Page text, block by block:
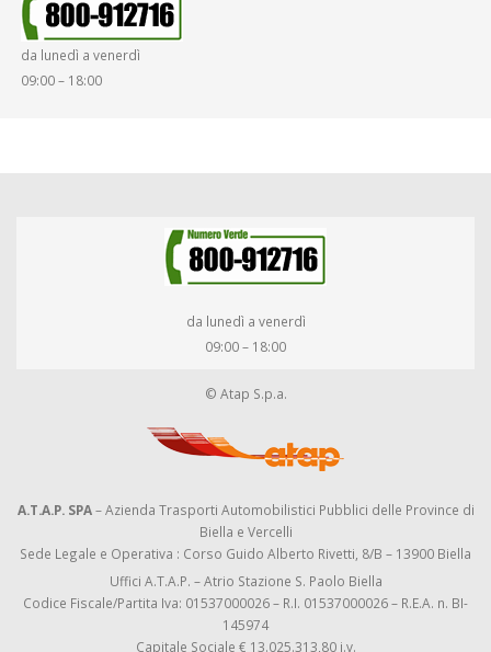
da lunedì a venerdì
09:00 – 18:00
da lunedì a venerdì
09:00 – 18:00
© Atap S.p.a.
A.T.A.P. SPA– Azienda Trasporti Automobilistici Pubblici delle Province di
Biella e Vercelli
Sede Legale e Operativa : Corso Guido Alberto Rivetti, 8/B – 13900 Biella
Uffici A.T.A.P. – Atrio Stazione S. Paolo Biella
Codice Fiscale/Partita Iva: 01537000026 – R.I. 01537000026 – R.E.A. n. BI-
145974
Capitale Sociale € 13.025.313,80 i.v.